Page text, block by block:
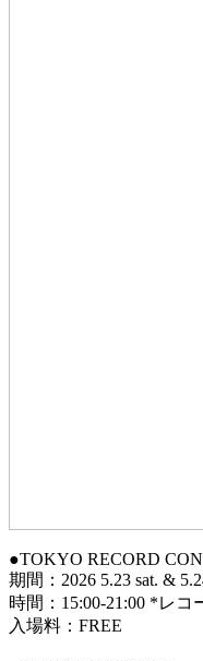
●TOKYO RECORD
期間：2026 5.23 sat. &
時間：15:00-21:00 *レ
入場料：FREE